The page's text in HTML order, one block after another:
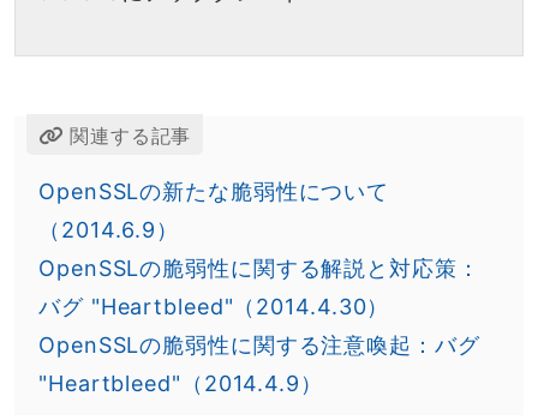
関連する記事
OpenSSLの新たな脆弱性について
（2014.6.9）
OpenSSLの脆弱性に関する解説と対応策：
バグ "Heartbleed"（2014.4.30）
OpenSSLの脆弱性に関する注意喚起：バグ
"Heartbleed"（2014.4.9）